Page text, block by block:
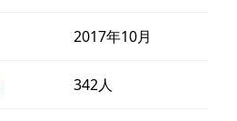
2017年10月
342人